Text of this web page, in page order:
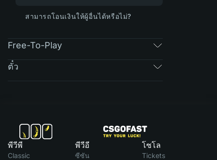
สามารถโอนเงินให้ผู้อื่นได้หรือไม่?
Free-To-Play
ตั๋ว
พีวีพี
Classic
พีวีอี
ซีซัน
โซโล
Tickets